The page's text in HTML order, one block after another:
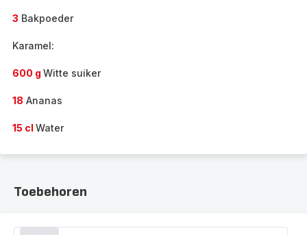
3 Bakpoeder
Karamel:
600 g Witte suiker
18 Ananas
15 cl Water
Toebehoren